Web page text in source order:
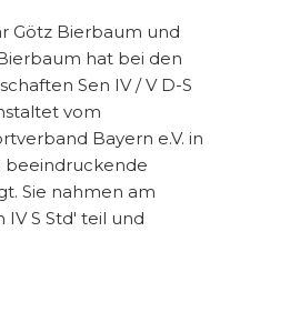
Götz Bierbaum und
hat bei den
Sen IV / V D-S
vom
Bayern e.V. in
beeindruckende
Sie nahmen am
IV S Std' teil und